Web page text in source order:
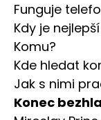
Funguje
Kdy je
Komu?
Kde hledat
Jak s nimi
Konec